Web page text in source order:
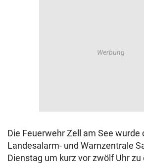
Die Feuerwehr Zell am See wurde
Landesalarm- und Warnzentrale
Dienstag um kurz vor zwölf Uhr zu